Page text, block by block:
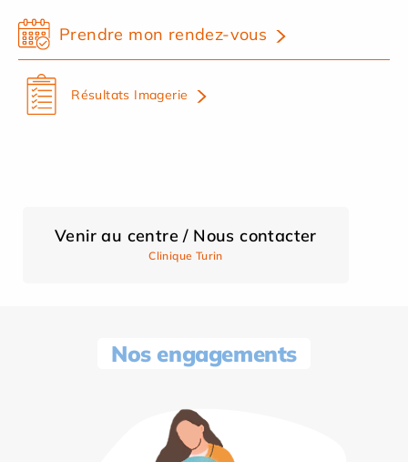
Prendre mon rendez-vous
Résultats Imagerie
Venir au centre / Nous contacter
Clinique Turin
Nos engagements